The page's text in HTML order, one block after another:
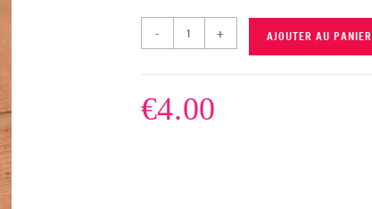
- + AJOUTER AU PANIER
€4.00